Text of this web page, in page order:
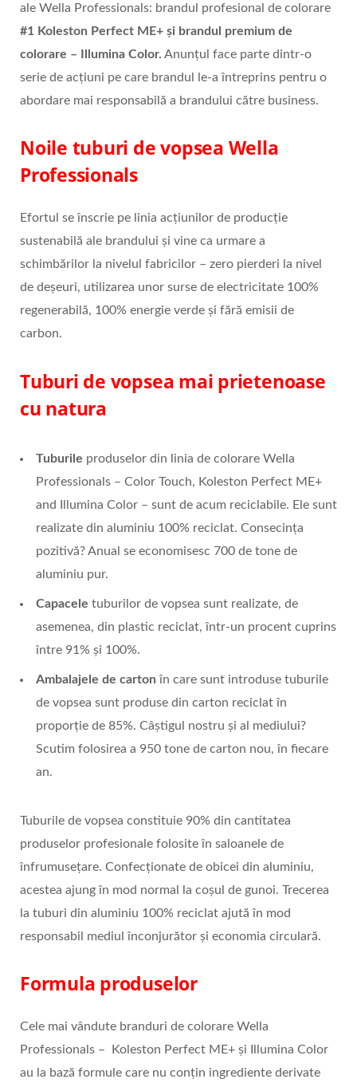
ale Wella Professionals: brandul profesional de colorare
#1 Koleston Perfect ME+ și brandul premium de
colorare – Illumina Color. Anunțul face parte dintr-o
serie de acțiuni pe care brandul le-a întreprins pentru o
abordare mai responsabilă a brandului către business.
Noile tuburi de vopsea Wella
Professionals
Efortul se înscrie pe linia acțiunilor de producție
sustenabilă ale brandului și vine ca urmare a
schimbărilor la nivelul fabricilor – zero pierderi la nivel
de deșeuri, utilizarea unor surse de electricitate 100%
regenerabilă, 100% energie verde și fără emisii de
carbon.
Tuburi de vopsea mai prietenoase
cu natura
Tuburile produselor din linia de colorare Wella
Professionals – Color Touch, Koleston Perfect ME+
and Illumina Color – sunt de acum reciclabile. Ele sunt
realizate din aluminiu 100% reciclat. Consecința
pozitivă? Anual se economisesc 700 de tone de
aluminiu pur.
Capacele tuburilor de vopsea sunt realizate, de
asemenea, din plastic reciclat, într-un procent cuprins
între 91% și 100%.
Ambalajele de carton în care sunt introduse tuburile
de vopsea sunt produse din carton reciclat în
proporție de 85%. Câștigul nostru și al mediului?
Scutim folosirea a 950 tone de carton nou, în fiecare
an.
Tuburile de vopsea constituie 90% din cantitatea
produselor profesionale folosite în saloanele de
înfrumusețare. Confecționate de obicei din aluminiu,
acestea ajung în mod normal la coșul de gunoi. Trecerea
la tuburi din aluminiu 100% reciclat ajută în mod
responsabil mediul înconjurător și economia circulară.
Formula produselor
Cele mai vândute branduri de colorare Wella
Professionals – Koleston Perfect ME+ și Illumina Color
au la bază formule care nu conțin ingrediente derivate